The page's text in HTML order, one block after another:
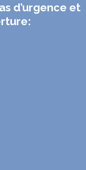
d’urgence et